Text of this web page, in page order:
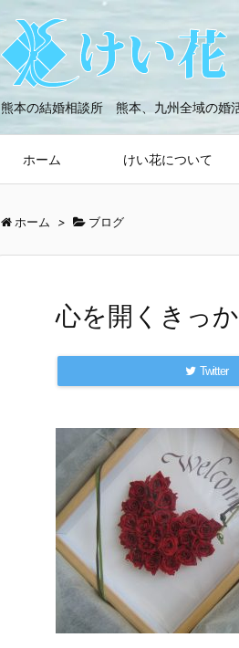
熊本の結婚相談所 熊本、九州全域の婚
ホーム けい花について
ホーム > ブログ
心を開くきっか
Twitter